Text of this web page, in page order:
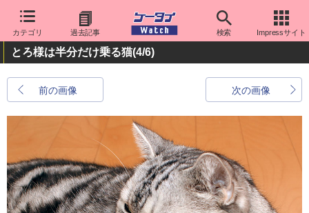
カテゴリ 過去記事 検索 Impressサイト
とろ様は半分だけ乗る猫(4/6)
前の画像 次の画像